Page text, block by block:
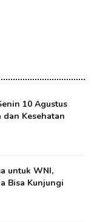
10 Agustus
dan Kesehatan
untuk WNI,
Bisa Kunjungi